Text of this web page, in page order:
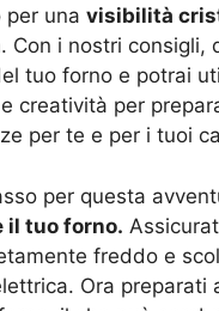
per una visibilità
. Con i nostri consigli,
tuo forno e potrai
creatività per
per te e per i tuoi
per questa
il tuo forno.
freddo e
Ora preparati